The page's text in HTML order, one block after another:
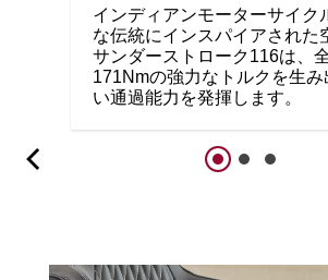
インディアンモーターサイク
な伝統にインスパイアされた
サンダーストローク116は、
171Nmの強力なトルクを生み
い通過能力を発揮します。